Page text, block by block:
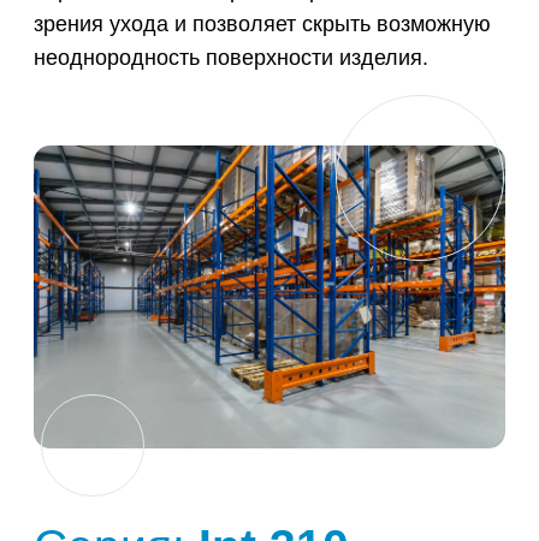
Шкафы окрашиваются в уже собранном виде,
имея, при этом, много труднодоступных
участков. Акзо Нобель учитывает
недопустимость образования скопления
осыпавшегося порошка на нижних плоскостях
конструкций при окрашивании. Именно
поэтому, краски, предназначенные для
нанесения на электротехническое
оборудование, как правило, имеют особые
технологические параметры нанесения
(заряжаемость, растекаемость и
гранулометрию).
К покрытиям, находящимся в
электроникой, предъявляется особое